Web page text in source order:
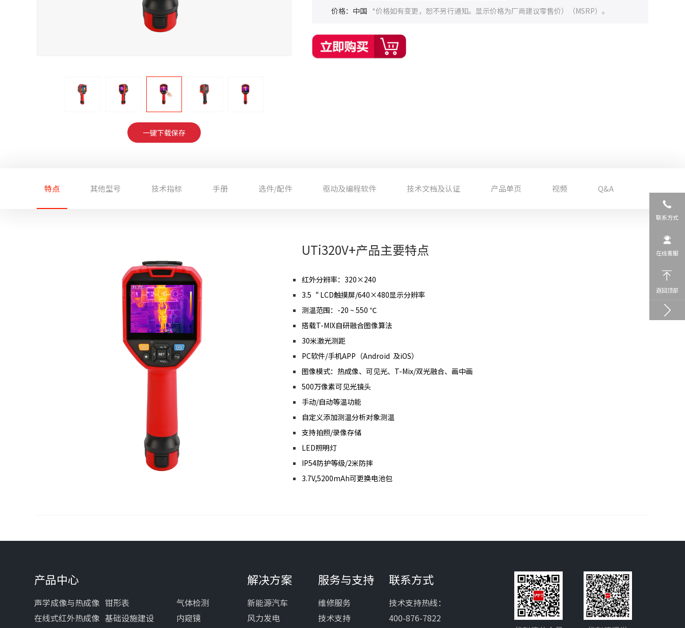
一键下载保存
价格：中国 *价格如有变更，恕不另行通知。显示价格为厂商建议零售价）（MSRP）。
特点 其他型号 技术指标 手册 选件/配件 驱动及编程软件 技术文档及认证 产品单页 视频 Q&A
UTi320V+产品主要特点
红外分辨率：320×240
3.5“ LCD触摸屏/640×480显示分辨率
测温范围：-20 ~ 550 ℃
搭载T-MIX自研融合图像算法
30米激光测距
PC软件/手机APP（Android 及iOS）
图像模式：热成像、可见光、T-Mix/双光融合、画中画
500万像素可见光镜头
手动/自动等温功能
自定义添加测温分析对象测温
支持拍照/录像存储
LED照明灯
IP54防护等级/2米防摔
3.7V,5200mAh可更换电池包
产品中心
声学成像与热成像
在线式红外热成像
钳形表
基础设施建设
气体检测
内窥镜
解决方案
新能源汽车
风力发电
服务与支持
维修服务
技术支持
联系方式
技术支持热线：
400-876-7822
联系方式
在线客服
返回顶部